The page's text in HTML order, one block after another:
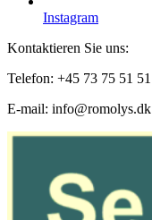
Instagram
Kontaktieren Sie uns:
Telefon: +45 73 75 51 51
E-mail: info@romolys.dk